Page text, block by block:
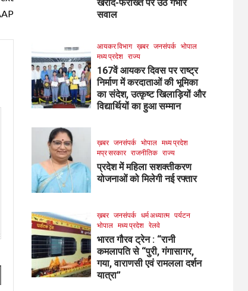
खरीद-फरोख्त पर उठे गंभीर
सवाल
आयकर विभाग ख़बर जनसंपर्क भोपाल
मध्य प्रदेश राज्य
167वें आयकर दिवस पर राष्ट्र
निर्माण में करदाताओं की भूमिका
का संदेश, उत्कृष्ट खिलाड़ियों और
विद्यार्थियों का हुआ सम्मान
ख़बर जनसंपर्क भोपाल मध्य प्रदेश
मप्र सरकार राजनीतिक राज्य
प्रदेश में महिला सशक्तीकरण
योजनाओं को मिलेगी नई रफ्तार
ख़बर जनसंपर्क धर्म अध्यात्म पर्यटन
भोपाल मध्य प्रदेश रेलवे
भारत गौरव ट्रेन : “रानी
कमलापति से “पुरी, गंगासागर,
गया, वाराणसी एवं रामलला दर्शन
यात्रा”